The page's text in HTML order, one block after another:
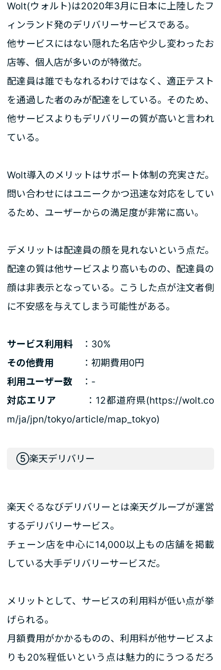
Wolt(ウォルト)は2020年3月に日本に上陸したフ
ィンランド発のデリバリーサービスである。
他サービスにはない隠れた名店や少し変わったお
店等、個人店が多いのが特徴だ。
配達員は誰でもなれるわけではなく、適正テスト
を通過した者のみが配達をしている。そのため、
他サービスよりもデリバリーの質が高いと言われ
ている。
Wolt導入のメリットはサポート体制の充実さだ。
問い合わせにはユニークかつ迅速な対応をしてい
るため、ユーザーからの満足度が非常に高い。
デメリットは配達員の顔を見れないという点だ。
配達の質は他サービスより高いものの、配達員の
顔は非表示となっている。こうした点が注文者側
に不安感を与えてしまう可能性がある。
サービス利用料：30%
その他費用
：初期費用0円
利用ユーザー数 ：-
対応エリア ：12都道府県(https://wolt.co
m/ja/jpn/tokyo/article/map_tokyo)
⑤楽天デリバリー
楽天ぐるなびデリバリーとは楽天グループが運営
するデリバリーサービス。
チェーン店を中心に14,000以上もの店舗を掲載
している大手デリバリーサービスだ。
メリットとして、サービスの利用料が低い点が挙
げられる。
月額費用がかかるものの、利用料が他サービスよ
りも20%程低いという点は魅力的にうつるだろ